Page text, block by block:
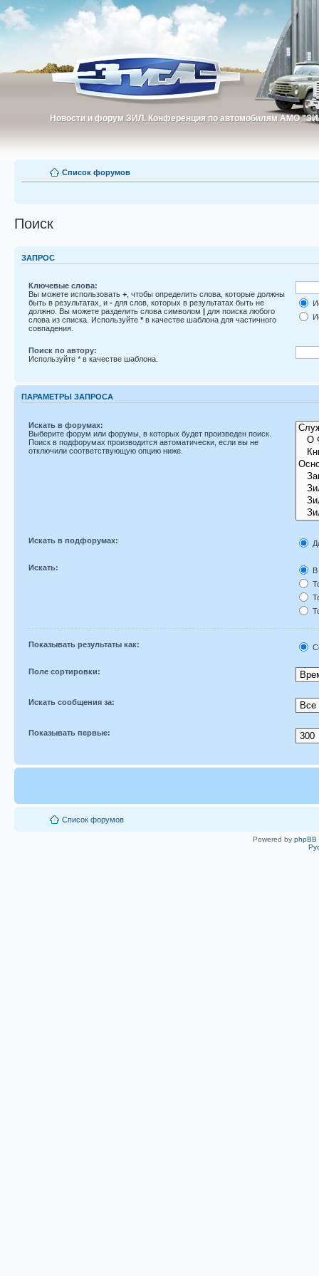
Новости и форум ЗИЛ. Конференция по автомобилям АМО
Новости и форум ЗИЛ. Конференция по автомобилям АМО
Список форумов
Поиск
ЗАПРОС
Ключевые слова:
Вы можете использовать+ , чтобы определить слова, которые должны
быть в результатах, и- для слов, которых в результатах быть не
должно. Вы можете разделить слова символом
для поиска любого
слова из списка. Используйте* в качестве шаблона для частичного
совпадения.
Поиск по автору:
Используйте * в качестве шаблона.
ПАРАМЕТРЫ ЗАПРОСА
Искать в форумах:
Выберите форум или форумы, в которых будет произведен поиск.
Поиск в подфорумах производится автоматически, если вы не
отключили соответствующую опцию ниже.
Искать в подфорумах:
Искать:
В
Показывать результаты как:
Поле сортировки:
Искать сообщения за:
Показывать первые:
Список форумов
Powered by phpBB